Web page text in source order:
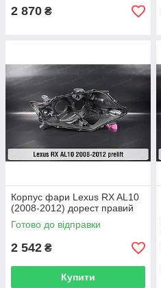
2 870 ₴
Корпус фари Lexus RX AL10
(2008-2012) дорест правий
Готово до відправки
2 542 ₴
Купити